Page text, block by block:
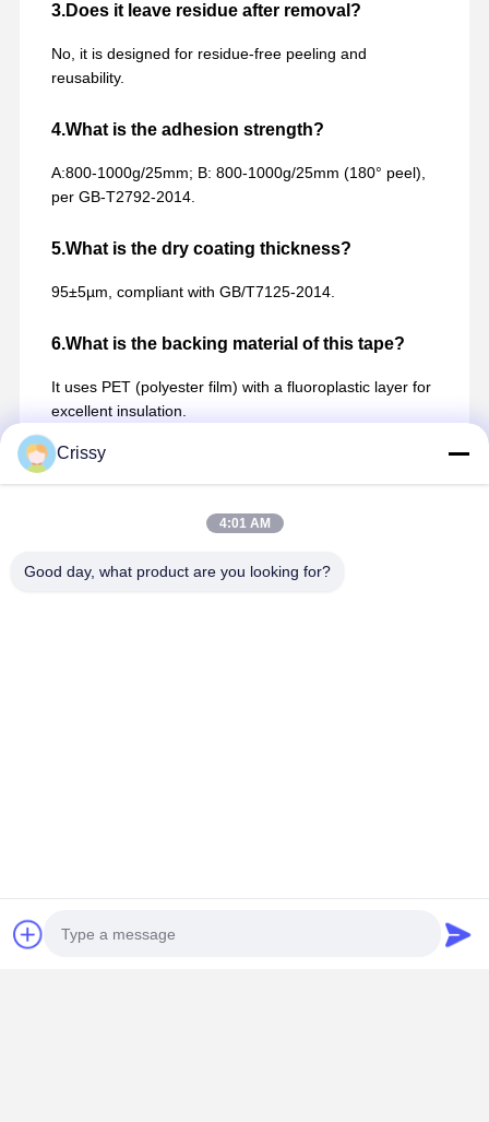
3.Does it leave residue after removal?
No, it is designed for residue-free peeling and
reusability.
4.What is the adhesion strength?
A:800-1000g/25mm; B: 800-1000g/25mm (180° peel),
per GB-T2792-2014.
5.What is the dry coating thickness?
95±5µm, compliant with GB/T7125-2014.
6.What is the backing material of this tape?
It uses PET (polyester film) with a fluoroplastic layer for
excellent insulation.
Miss. Matilda
Crissy
4:01 AM
Good day, what product are you looking for?